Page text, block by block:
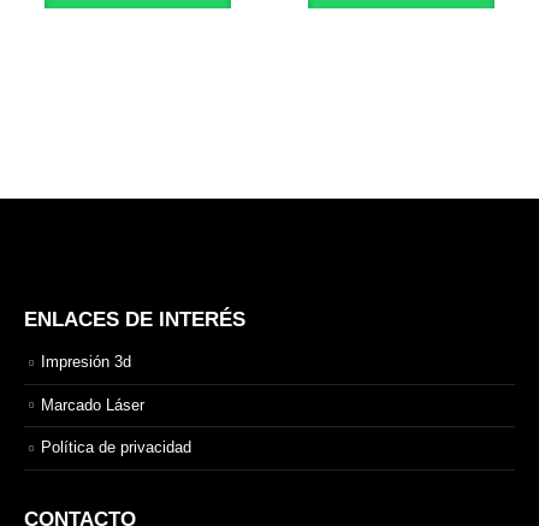
ENLACES DE INTERÉS
Impresión 3d
Marcado Láser
Política de privacidad
CONTACTO